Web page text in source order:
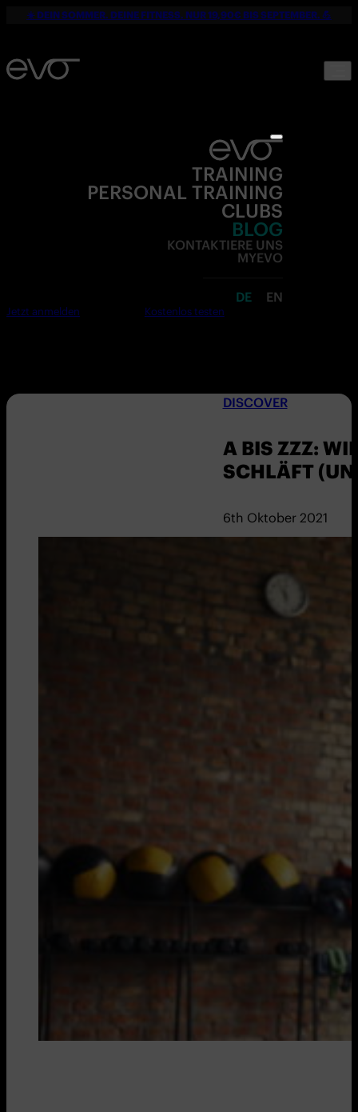
☀️ DEIN SOMMER. DEINE FITNESS. NUR 19,90€ BIS SEPTEMBER. 💪
TRAINING
PERSONAL TRAINING
CLUBS
BLOG
KONTAKTIERE UNS
MYEVO
DE EN
Jetzt anmelden Kostenlos testen
DISCOVER
A BIS ZZZ:
SCHLÄFT
6th Oktober 2021